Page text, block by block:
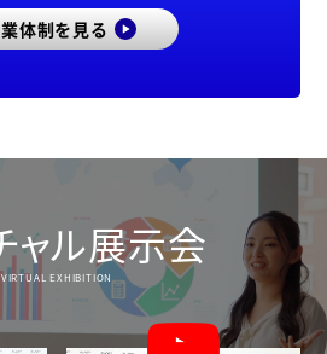
体制を見る
ャル展示会
VIRTUAL EXHIBITION